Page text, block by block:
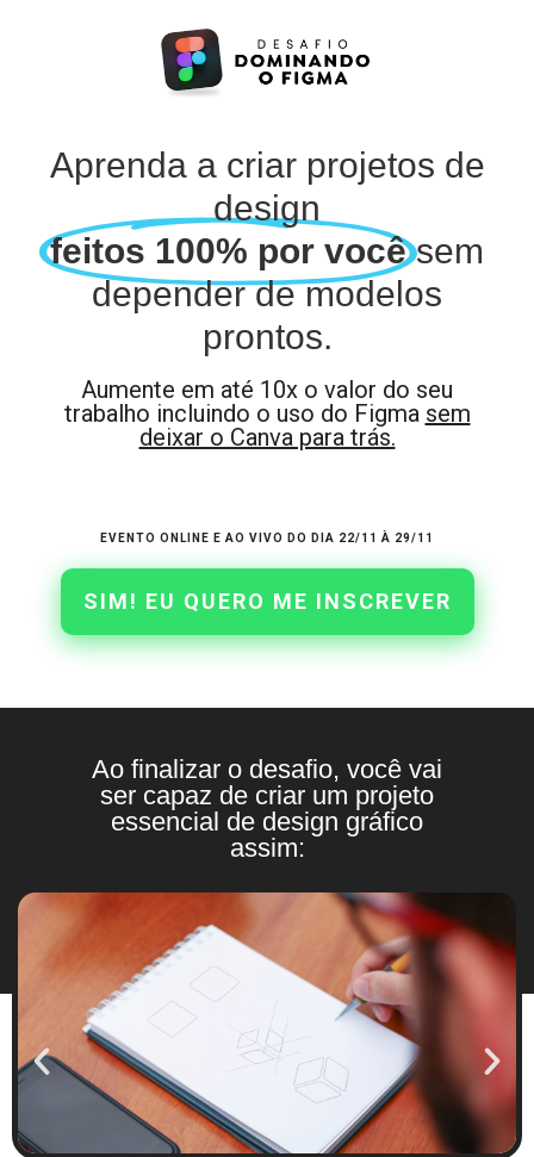
Aprenda a criar projetos de
design
feitos 100% por você sem
depender de modelos
prontos.
Aumente em até 10x o valor do seu
trabalho incluindo o uso do Figma sem
deixar o Canva para trás.
EVENTO ONLINE E AO VIVO DO DIA 22/11 À 29/11
SIM! EU QUERO ME INSCREVER
Ao finalizar o desafio, você vai
ser capaz de criar um projeto
essencial de design gráfico
assim: